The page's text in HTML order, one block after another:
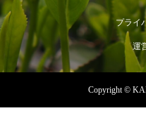
プライ
運
Copyright ©